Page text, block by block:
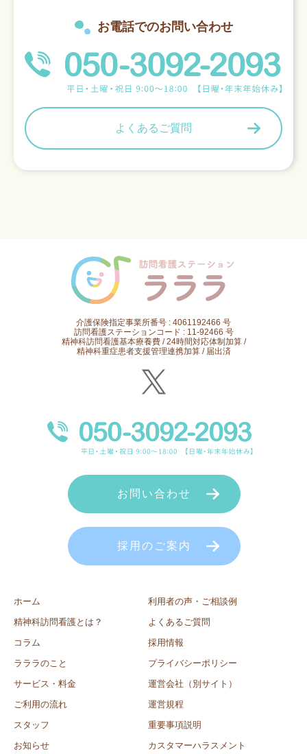
お電話でのお問い合わせ
よくあるご質問
介護保険指定事業所番号 : 4061192466 号
訪問看護ステーションコード : 11-92466 号
精神科訪問看護基本療養費 / 24時間対応体制加算 /
精神科重症患者支援管理連携加算 / 届出済
ホーム
精神科訪問看護とは？
コラム
ラララのこと
サービス・料金
ご利用の流れ
スタッフ
お知らせ
利用者の声・ご相談例
よくあるご質問
採用情報
プライバシーポリシー
運営会社（別サイト）
運営規程
重要事項説明
カスタマーハラスメント
お問い合わせ
採用のご案内